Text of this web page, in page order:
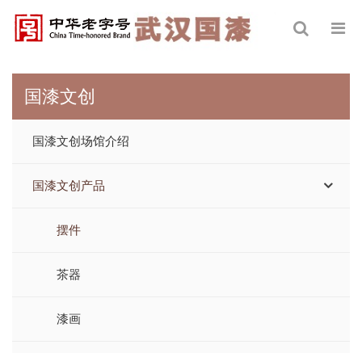
国漆文创
国漆文创场馆介绍
国漆文创产品
摆件
茶器
漆画